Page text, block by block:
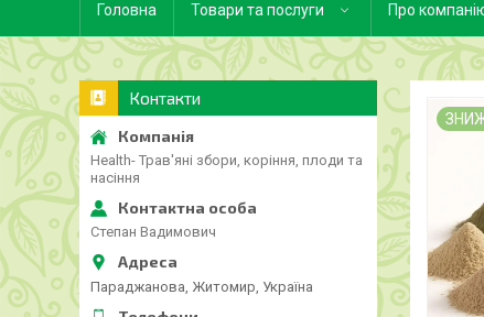
Головна Товари та послуги Про
Контакти
Health- Трав'яні збори, коріння, плоди та
насіння
Степан Вадимович
Параджанова, Житомир, Україна